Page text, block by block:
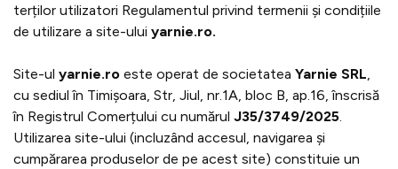
terților utilizatori Regulamentul privind termenii și condițiile
de utilizare a site-ului yarnie.ro.
Site-ul yarnie.ro este operat de societatea Yarnie SRL,
cu sediul în Timișoara, Str, Jiul, nr.1A, bloc B, ap.16, înscrisă
în Registrul Comerțului cu numărul J35/3749/2025.
Utilizarea site-ului (incluzând accesul, navigarea și
cumpărarea produselor de pe acest site) constituie un